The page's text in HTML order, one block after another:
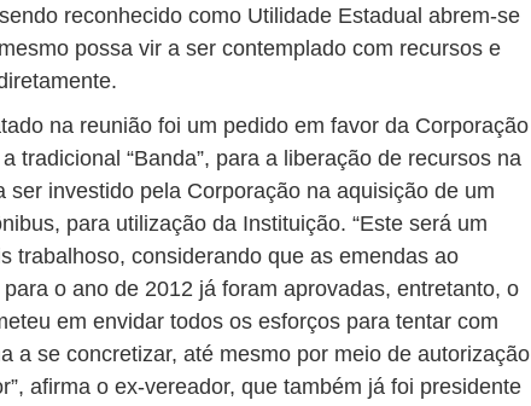
reconhecido como Utilidade Estadual abrem-se
possa vir a ser contemplado com recursos e
na reunião foi um pedido em favor da Corporação
tradicional “Banda”, para a liberação de recursos na
ser investido pela Corporação na aquisição de um
para utilização da Instituição. “Este será um
trabalhoso, considerando que as emendas ao
o ano de 2012 já foram aprovadas, entretanto, o
em envidar todos os esforços para tentar com
a se concretizar, até mesmo por meio de autorização
afirma o ex-vereador, que também já foi presidente